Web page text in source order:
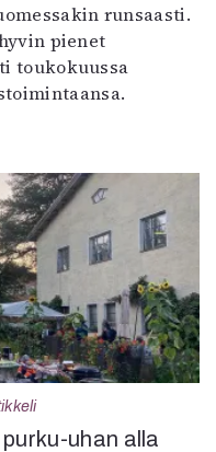
runsaasti.
pienet
toukokuussa
uhan alla